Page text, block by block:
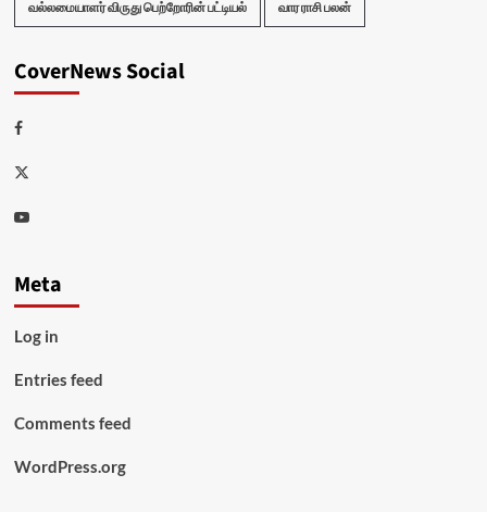
வல்லமையாளர் விருது பெற்றோரின் பட்டியல் வார ராசி பலன்
CoverNews Social
Facebook
Twitter
Youtube
Meta
Log in
Entries feed
Comments feed
WordPress.org